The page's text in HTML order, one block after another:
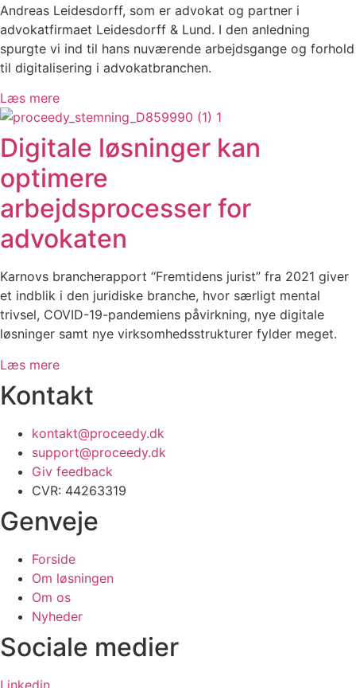
Andreas Leidesdorff, som er advokat og partner i
advokatfirmaet Leidesdorff & Lund. I den anledning
spurgte vi ind til hans nuværende arbejdsgange og forhold
til digitalisering i advokatbranchen.
Læs mere
Digitale løsninger kan
optimere
arbejdsprocesser for
advokaten
Karnovs brancherapport “Fremtidens jurist” fra 2021 giver
et indblik i den juridiske branche, hvor særligt mental
trivsel, COVID-19-pandemiens påvirkning, nye digitale
løsninger samt nye virksomhedsstrukturer fylder meget.
Læs mere
Kontakt
kontakt@proceedy.dk
support@proceedy.dk
Giv feedback
CVR: 44263319
Genveje
Forside
Om løsningen
Om os
Nyheder
Sociale medier
Linkedin